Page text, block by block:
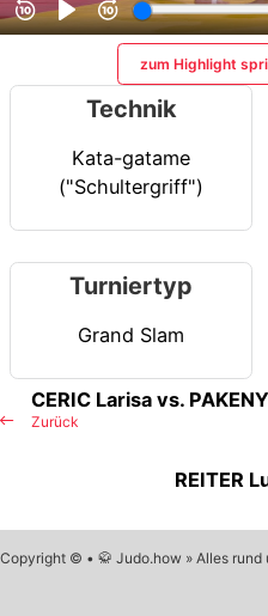
zum Highlight
Technik
Kata-gatame
("Schultergriff")
Turniertyp
Grand Slam
Zurück
CERIC Larisa vs.
REITER
Copyright © • 🥋 Judo.how » Alles rund